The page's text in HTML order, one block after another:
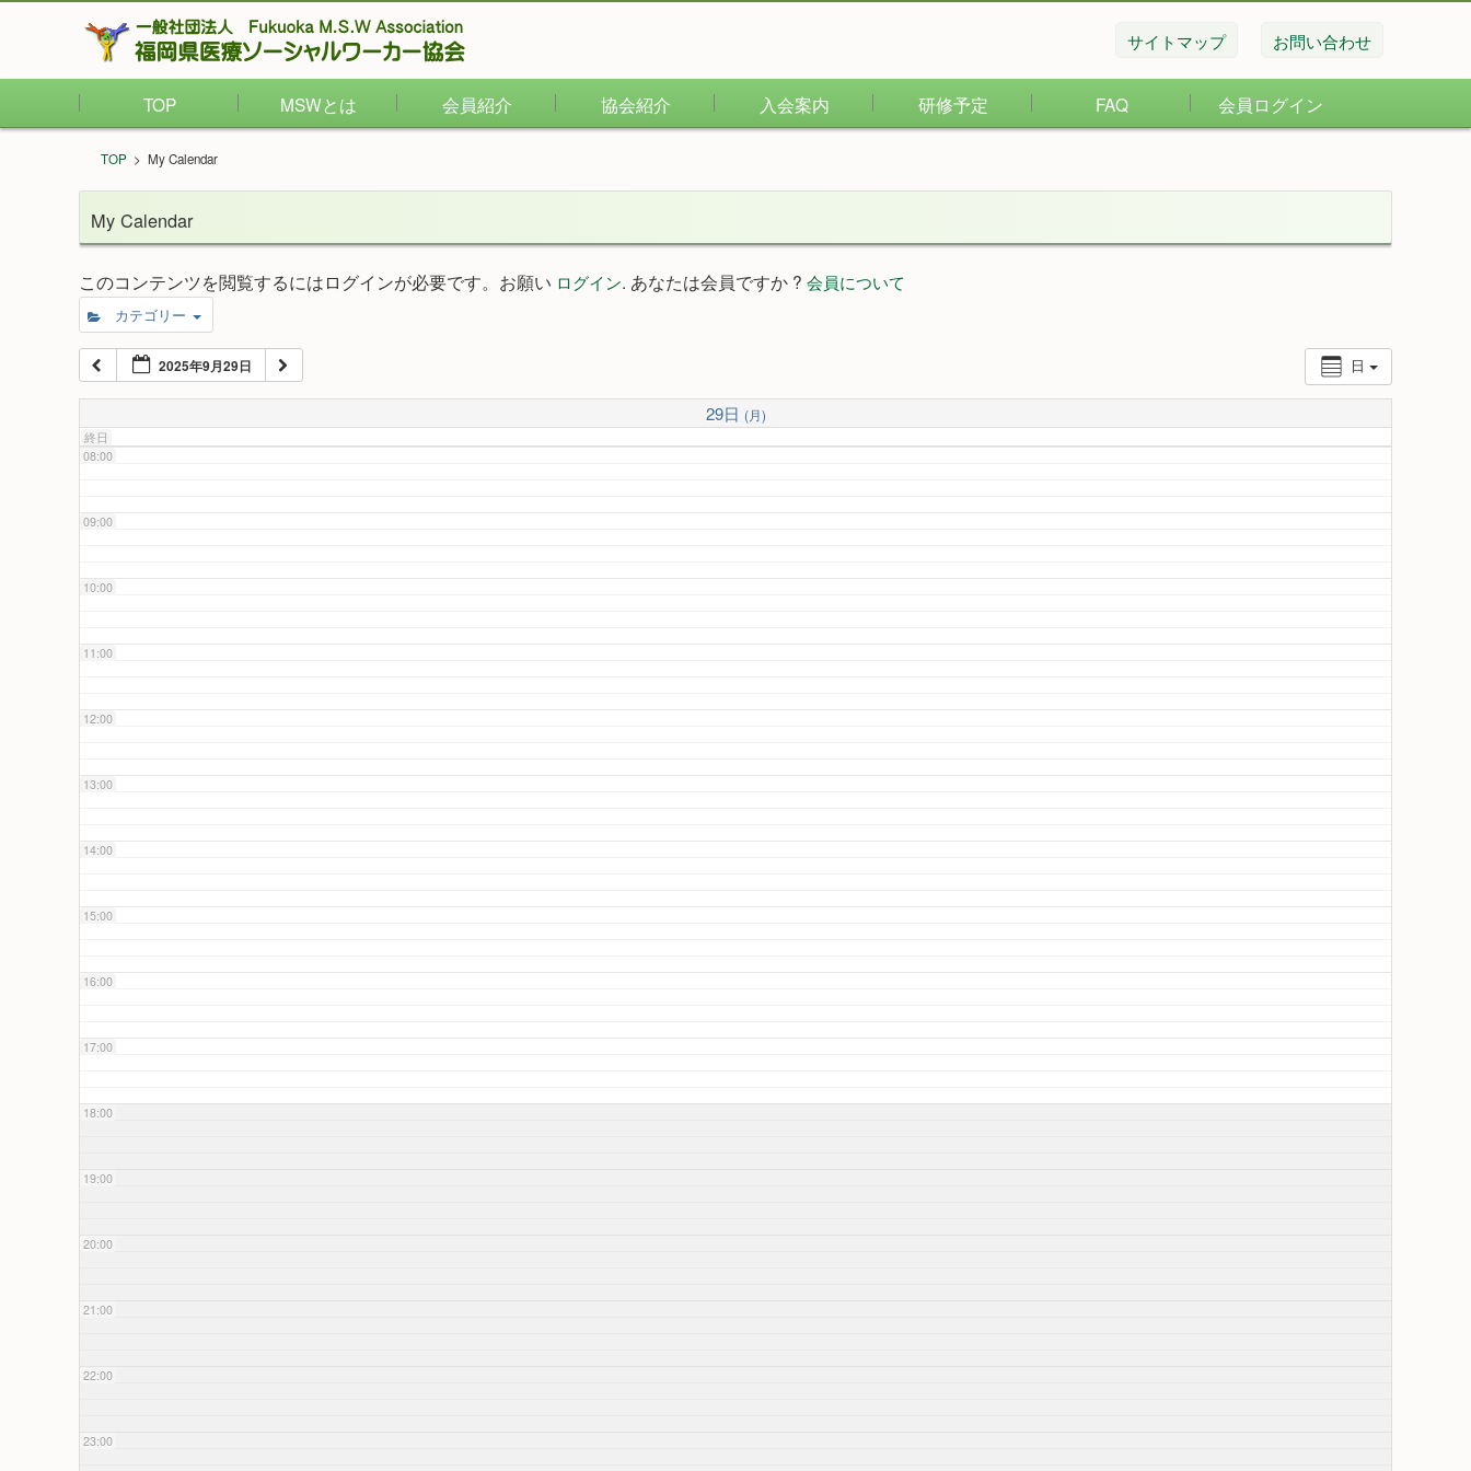
サイトマップ お問い合わせ
TOP MSWとは 会員紹介 協会紹介 入会案内 研修予定 FAQ 会員ログイン
TOP > My Calendar
My Calendar
このコンテンツを閲覧するにはログインが必要です。お願い ログイン. あなたは会員ですか ? 会員について
カテゴリー
日
2025年9月29日
29日 (月)
終日
02:00
03:00
04:00
06:00
08:00
09:00
10:00
11:00
12:00
13:00
14:00
15:00
16:00
17:00
18:00
19:00
20:00
21:00
22:00
23:00